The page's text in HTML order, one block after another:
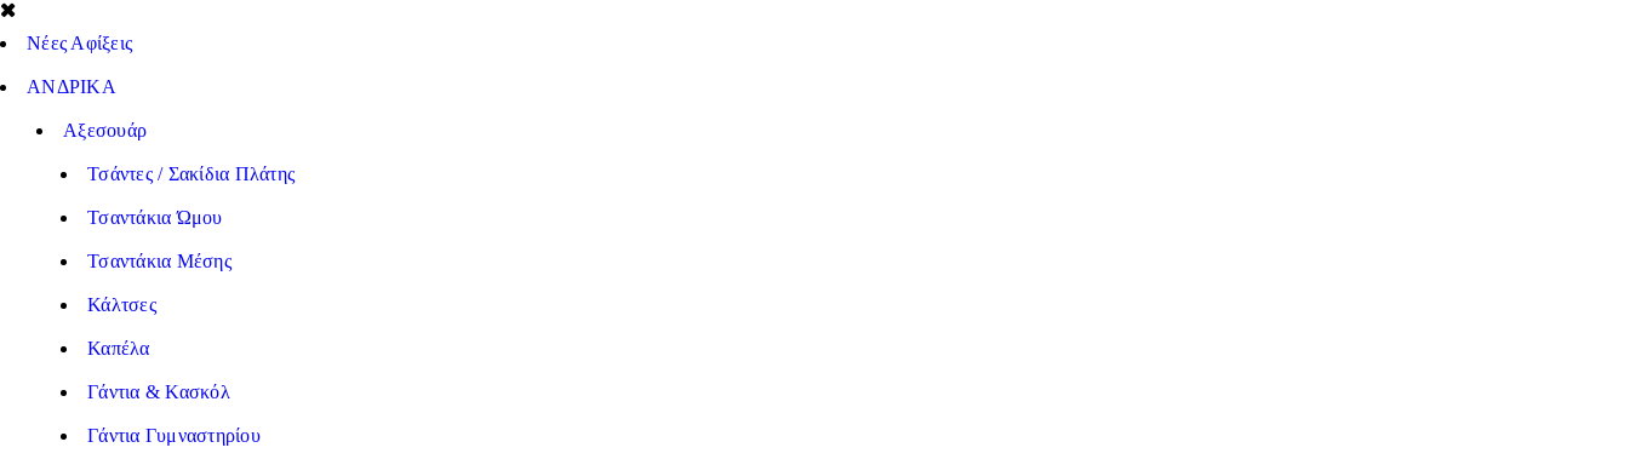
Νέες Αφίξεις
ΑΝΔΡΙΚΑ
Αξεσουάρ
Τσάντες / Σακίδια Πλάτης
Τσαντάκια Ώμου
Τσαντάκια Μέσης
Κάλτσες
Καπέλα
Γάντια & Κασκόλ
Γάντια Γυμναστηρίου